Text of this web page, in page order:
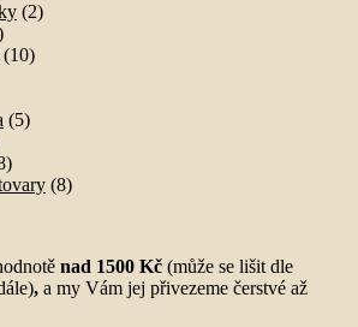
(2)
(10)
(5)
(8)
nad 1500 Kč (může se lišit dle
, a my Vám jej přivezeme čerstvé až